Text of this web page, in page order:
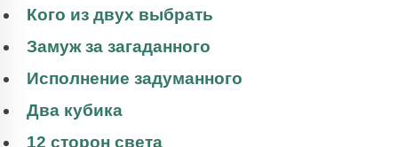
Кого из двух выбрать
Замуж за загаданного
Исполнение задуманного
Два кубика
12 сторон света